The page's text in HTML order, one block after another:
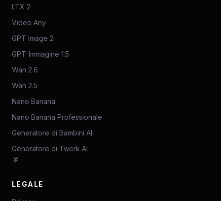
LTX 2
Video Any
GPT Image 2
GPT-Immagine 1.5
Wan 2.6
Wan 2.5
Nano Banana
Nano Banana Professionale
Generatore di Bambini AI
Generatore di Twerk AI
LEGALE